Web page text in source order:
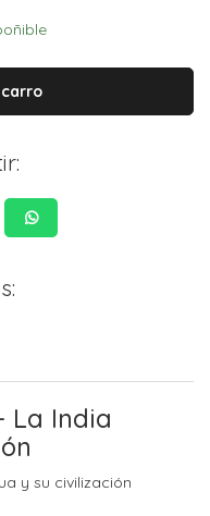
La India
y su civilización